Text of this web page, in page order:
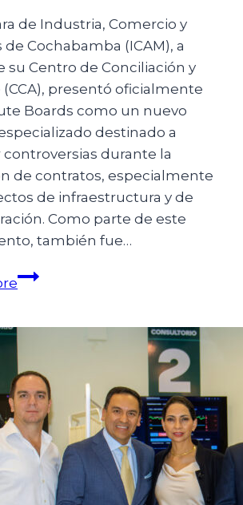
de Industria, Comercio y
de Cochabamba (ICAM), a
su Centro de Conciliación y
(CCA), presentó oficialmente
Boards como un nuevo
destinado a
durante la
de contratos, especialmente
de infraestructura y de
Como parte de este
también fue…